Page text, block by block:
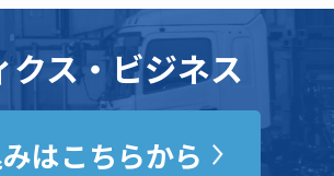
クス・ビジネス
はこちらから